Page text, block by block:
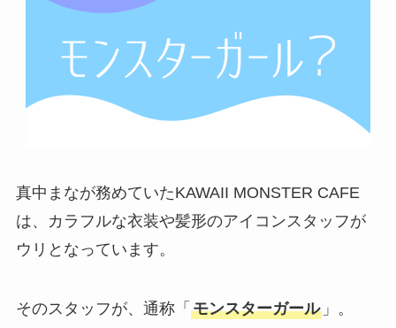
真中まなが務めていたKAWAII MONSTER CAFE
は、カラフルな衣装や髪形のアイコンスタッフが
ウリとなっています。
そのスタッフが、通称「 モンスターガール」。